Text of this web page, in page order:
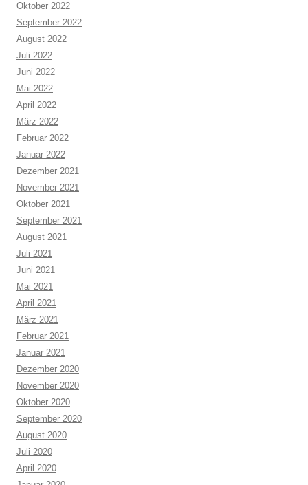
Oktober 2022
September 2022
August 2022
Juli 2022
Juni 2022
Mai 2022
April 2022
März 2022
Februar 2022
Januar 2022
Dezember 2021
November 2021
Oktober 2021
September 2021
August 2021
Juli 2021
Juni 2021
Mai 2021
April 2021
März 2021
Februar 2021
Januar 2021
Dezember 2020
November 2020
Oktober 2020
September 2020
August 2020
Juli 2020
April 2020